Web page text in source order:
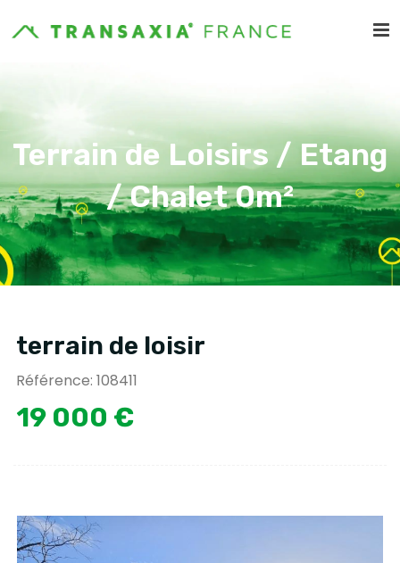
Terrain de Loisirs / Etang
/ Chalet 0m²
terrain de loisir
Référence: 108411
19 000 €